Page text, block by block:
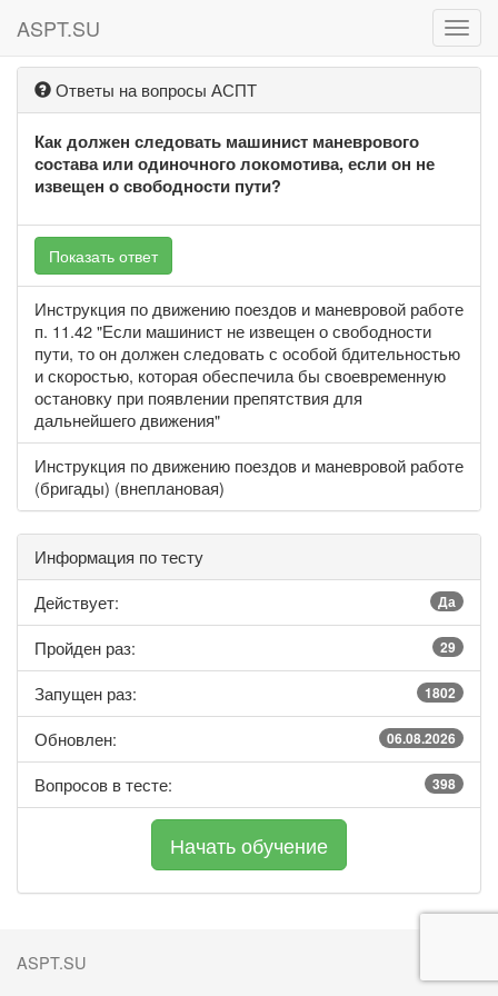
ASPT.SU
Ответы на вопросы АСПТ
Как должен следовать машинист маневрового
состава или одиночного локомотива, если он не
извещен о свободности пути?
Показать ответ
Инструкция по движению поездов и маневровой работе
п. 11.42 "Если машинист не извещен о свободности
пути, то он должен следовать с особой бдительностью
и скоростью, которая обеспечила бы своевременную
остановку при появлении препятствия для
дальнейшего движения"
Инструкция по движению поездов и маневровой работе
(бригады) (внеплановая)
Информация по тесту
Действует:
Да
Пройден раз: 29
Запущен раз: 1802
Обновлен: 06.08.2026
Вопросов в тесте: 398
ASPT.SU